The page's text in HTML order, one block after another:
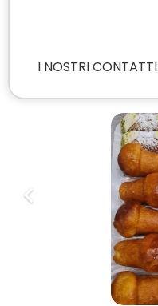
I NOSTRI CONTATTI